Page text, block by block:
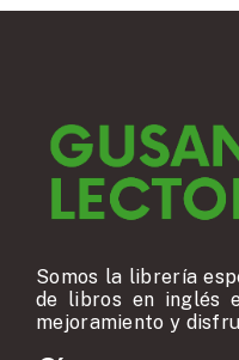
Somos la librería
de libros en inglés
mejoramiento y